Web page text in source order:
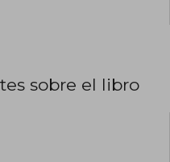
sobre el libro